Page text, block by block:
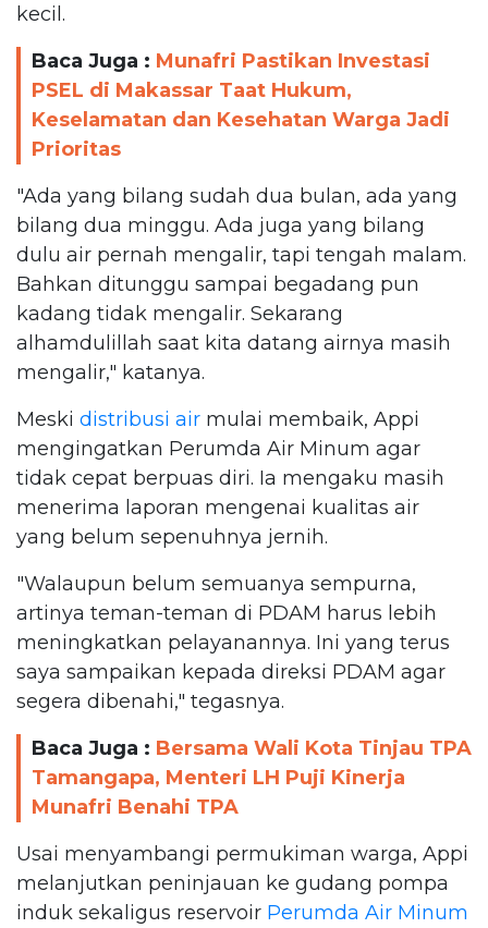
kecil.
Baca Juga : Munafri Pastikan Investasi
PSEL di Makassar Taat Hukum,
Keselamatan dan Kesehatan Warga Jadi
Prioritas
"Ada yang bilang sudah dua bulan, ada yang
bilang dua minggu. Ada juga yang bilang
dulu air pernah mengalir, tapi tengah malam.
Bahkan ditunggu sampai begadang pun
kadang tidak mengalir. Sekarang
alhamdulillah saat kita datang airnya masih
mengalir," katanya.
Meski distribusi air mulai membaik, Appi
mengingatkan Perumda Air Minum agar
tidak cepat berpuas diri. Ia mengaku masih
menerima laporan mengenai kualitas air
yang belum sepenuhnya jernih.
"Walaupun belum semuanya sempurna,
artinya teman-teman di PDAM harus lebih
meningkatkan pelayanannya. Ini yang terus
saya sampaikan kepada direksi PDAM agar
segera dibenahi," tegasnya.
Baca Juga : Bersama Wali Kota Tinjau TPA
Tamangapa, Menteri LH Puji Kinerja
Munafri Benahi TPA
Usai menyambangi permukiman warga, Appi
melanjutkan peninjauan ke gudang pompa
induk sekaligus reservoir Perumda Air Minum